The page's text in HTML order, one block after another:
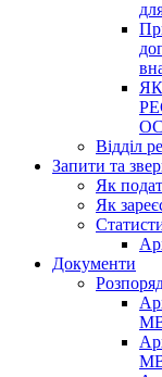
Відділ
Запити та
Як
Як
Документи